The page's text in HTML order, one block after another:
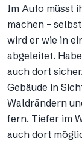
Im Auto müsst
machen –
wird er wie in
abgeleitet.
auch dort
Gebäude in
Waldrändern
fern. Tiefer im
auch dort